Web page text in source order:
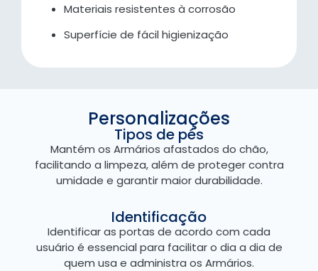
Materiais resistentes à corrosão
Superfície de fácil higienização
Personalizações
Tipos de pés
Mantém os Armários afastados do chão,
facilitando a limpeza, além de proteger contra
umidade e garantir maior durabilidade.
Identificação
Identificar as portas de acordo com cada
usuário é essencial para facilitar o dia a dia de
quem usa e administra os Armários.